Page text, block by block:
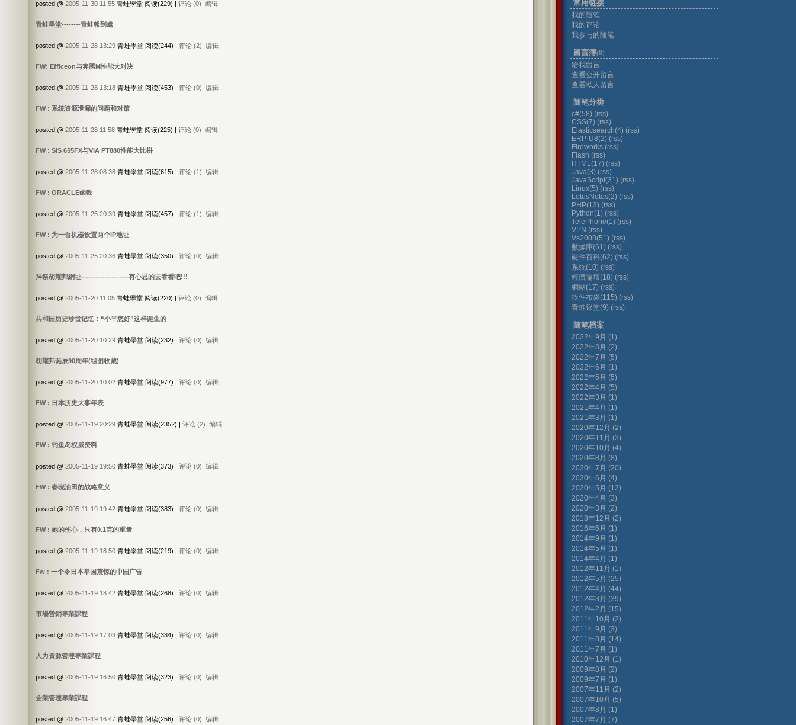
posted @ 2005-11-30 11:55 青蛙學堂 阅读(229) | 评论 (0) 编辑
青蛙學堂--------青蛙報到處
posted @ 2005-11-28 13:29 青蛙學堂 阅读(244) | 评论 (2) 编辑
FW: Efficeon与奔腾M性能大对决
posted @ 2005-11-28 13:18 青蛙學堂 阅读(453) | 评论 (0) 编辑
FW : 系统资源泄漏的问题和对策
posted @ 2005-11-28 11:58 青蛙學堂 阅读(225) | 评论 (0) 编辑
FW : SiS 655FX与VIA PT880性能大比拼
posted @ 2005-11-28 08:38 青蛙學堂 阅读(615) | 评论 (1) 编辑
FW : ORACLE函数
posted @ 2005-11-25 20:39 青蛙學堂 阅读(457) | 评论 (1) 编辑
FW : 为一台机器设置两个IP地址
posted @ 2005-11-25 20:36 青蛙學堂 阅读(350) | 评论 (0) 编辑
拜祭胡耀邦網址--------------------有心思的去看看吧!!!
posted @ 2005-11-20 11:05 青蛙學堂 阅读(220) | 评论 (0) 编辑
共和国历史珍贵记忆：“小平您好”这样诞生的
posted @ 2005-11-20 10:29 青蛙學堂 阅读(232) | 评论 (0) 编辑
胡耀邦诞辰90周年(组图收藏)
posted @ 2005-11-20 10:02 青蛙學堂 阅读(977) | 评论 (0) 编辑
FW : 日本历史大事年表
posted @ 2005-11-19 20:29 青蛙學堂 阅读(2352) | 评论 (2) 编辑
FW : 钓鱼岛权威资料
posted @ 2005-11-19 19:50 青蛙學堂 阅读(373) | 评论 (0) 编辑
FW : 春晓油田的战略意义
posted @ 2005-11-19 19:42 青蛙學堂 阅读(383) | 评论 (0) 编辑
FW : 她的伤心，只有0.1克的重量
posted @ 2005-11-19 18:50 青蛙學堂 阅读(219) | 评论 (0) 编辑
Fw : 一个令日本举国震惊的中国广告
posted @ 2005-11-19 18:42 青蛙學堂 阅读(268) | 评论 (0) 编辑
市場營銷專業課程
posted @ 2005-11-19 17:03 青蛙學堂 阅读(334) | 评论 (0) 编辑
人力資源管理專業課程
posted @ 2005-11-19 16:50 青蛙學堂 阅读(323) | 评论 (0) 编辑
企業管理專業課程
posted @ 2005-11-19 16:47 青蛙學堂 阅读(256) | 评论 (0) 编辑
常用链接
我的随笔
我的评论
我参与的随笔
留言簿(8)
给我留言
查看公开留言
查看私人留言
随笔分类
c#(58) (rss)
CSS(7) (rss)
Elasticsearch(4) (rss)
ERP-U8(2) (rss)
Fireworks (rss)
Flash (rss)
HTML(17) (rss)
Java(3) (rss)
JavaScript(31) (rss)
Linux(5) (rss)
LotusNotes(2) (rss)
PHP(13) (rss)
Python(1) (rss)
TelePhone(1) (rss)
VPN (rss)
Vs2008(51) (rss)
數據庫(61) (rss)
硬件百科(62) (rss)
系统(10) (rss)
經濟論壇(18) (rss)
網站(17) (rss)
軟件布袋(115) (rss)
青蛙议堂(9) (rss)
随笔档案
2022年9月 (1)
2022年8月 (2)
2022年7月 (5)
2022年6月 (1)
2022年5月 (5)
2022年4月 (5)
2022年3月 (1)
2021年4月 (1)
2021年3月 (1)
2020年12月 (2)
2020年11月 (3)
2020年10月 (4)
2020年8月 (8)
2020年7月 (20)
2020年6月 (4)
2020年5月 (12)
2020年4月 (3)
2020年3月 (2)
2018年12月 (2)
2016年6月 (1)
2014年9月 (1)
2014年5月 (1)
2014年4月 (1)
2012年11月 (1)
2012年5月 (25)
2012年4月 (44)
2012年3月 (39)
2012年2月 (15)
2011年10月 (2)
2011年9月 (3)
2011年8月 (14)
2011年7月 (1)
2010年12月 (1)
2009年8月 (2)
2009年7月 (1)
2007年11月 (2)
2007年10月 (5)
2007年8月 (1)
2007年7月 (7)